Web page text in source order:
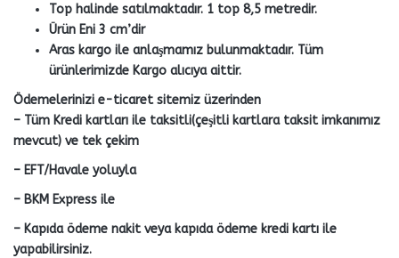
Top halinde satılmaktadır. 1 top 8,5 metredir.
Ürün Eni 3 cm’dir
Aras kargo ile anlaşmamız bulunmaktadır. Tüm
ürünlerimizde Kargo alıcıya aittir.
Ödemelerinizi e-ticaret sitemiz üzerinden
– Tüm Kredi kartları ile taksitli(çeşitli kartlara taksit imkanımız
mevcut) ve tek çekim
– EFT/Havale yoluyla
– BKM Express ile
– Kapıda ödeme nakit veya kapıda ödeme kredi kartı ile
yapabilirsiniz.